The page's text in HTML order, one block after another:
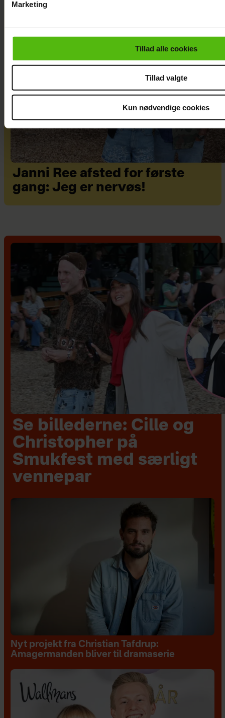
cookiepolitik.
Marketing
Tillad alle cookies
Tillad valgte
Kun nødvendige cookies
Janni Ree afsted for første
gang: Jeg er nervøs!
Se billederne: Cille og
Christopher på
Smukfest med særligt
vennepar
Nyt projekt fra Christian Tafdrup:
Amagermanden bliver til dramaserie